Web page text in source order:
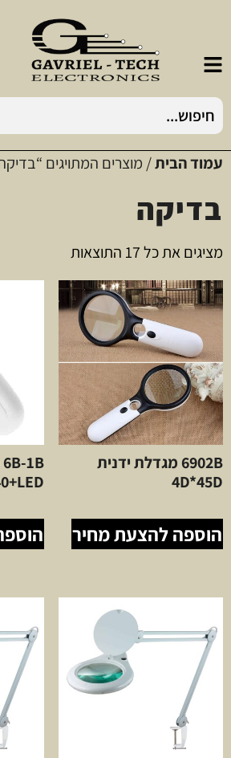
עמוד הבית/ מוצרים המתויגים
בדיקה
מציגים את כל ⁦17⁩ התוצאות
6902B מגדלת ידנית
4D*45D
הוספה להצעת מחיר